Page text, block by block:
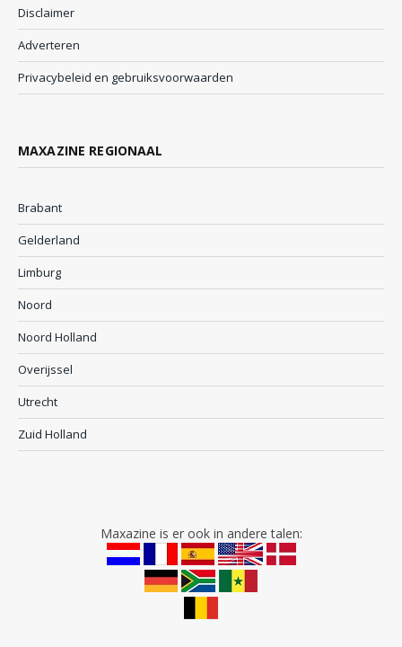
Disclaimer
Adverteren
Privacybeleid en gebruiksvoorwaarden
MAXAZINE REGIONAAL
Brabant
Gelderland
Limburg
Noord
Noord Holland
Overijssel
Utrecht
Zuid Holland
Maxazine is er ook in andere talen: